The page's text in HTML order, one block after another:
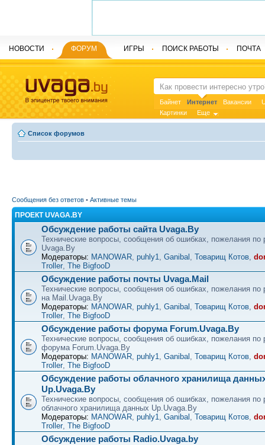
Байнет Интернет Вакансии
Картинки
Еще
НОВОСТИ ФОРУМ ИГРЫ ПОИСК РАБОТЫ ПОЧТА
Список форумов
Сообщения без ответов • Активные темы
ПРОЕКТ UVAGA.BY
Обсуждение работы сайта Uvaga.By
Технические вопросы, сообщения об ошибках, пожелания по
Uvaga.By
Модераторы: MANOWAR puhly1 Ganibal Товарищ Котов
Troller The BigfooD
Обсуждение работы почты Uvaga.Mail
Технические вопросы, сообщения об ошибках, пожелания по
на Mail.Uvaga.By
Модераторы: MANOWAR puhly1 Ganibal Товарищ Котов
Troller, The BigfooD
Обсуждение работы форума Forum.Uvaga.By
Технические вопросы, сообщения об ошибках, пожелания по
форума Forum.Uvaga.By
Модераторы: MANOWAR puhly1 Ganibal Товарищ Котов
Troller, The BigfooD
Обсуждение работы облачного хранилища
Up.Uvaga.By
Технические вопросы, сообщения об ошибках, пожелания по
облачного хранилища данных Up.Uvaga.By
Модераторы: MANOWAR puhly1 Ganibal Товарищ Котов
Troller, The BigfooD
Обсуждение работы Radio.Uvaga.by